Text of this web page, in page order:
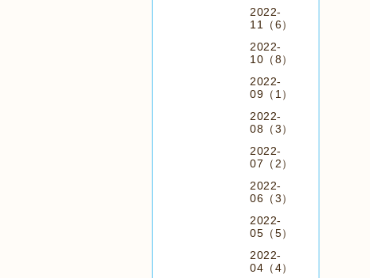
2022-
11（6）
2022-
10（8）
2022-
09（1）
2022-
08（3）
2022-
07（2）
2022-
06（3）
2022-
05（5）
2022-
04（4）